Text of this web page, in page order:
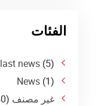
الفئات
last news (5)
News (1)
غير مصنف (40)